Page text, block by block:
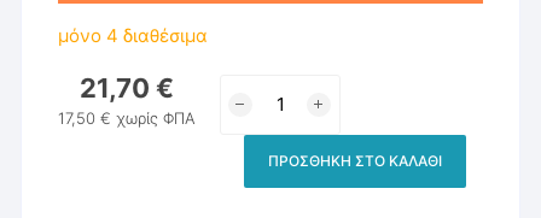
μόνο 4 διαθέσιμα
21,70€
17,50€ χωρίς ΦΠΑ
Τοπικά
ΠΡΟΣΘΉΚΗ ΣΤΟ ΚΑΛΆΘΙ